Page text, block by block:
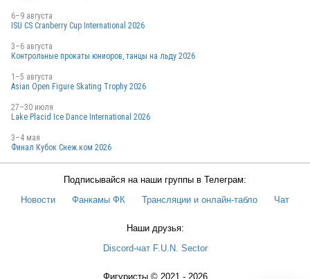
RUS
RUS
RUS
RUS
6–9 августа
ISU CS Cranberry Cup International 2026
3–6 августа
Контрольные прокаты юниоров, танцы на льду 2026
1–5 августа
Asian Open Figure Skating Trophy 2026
27–30 июля
Lake Placid Ice Dance International 2026
3–4 мая
Финал Кубок Снеж.ком 2026
Подписывайся на наши группы в Телеграм:
Новости
Фанкамы ФК Трансляции и онлайн-табло Чат
Наши друзья:
Discord-чат F.U.N. Sector
Фигуристы © 2021 - 2026